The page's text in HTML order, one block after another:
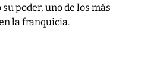
poder, uno de los más
la franquicia.